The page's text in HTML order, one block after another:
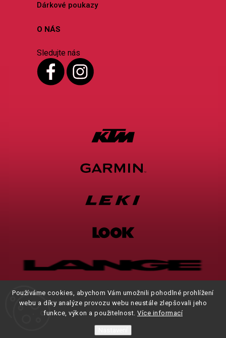
Používáme cookies, abychom Vám umožnili pohodlné prohlížení
webu a díky analýze provozu webu neustále zlepšovali jeho
funkce, výkon a použitelnost. Více informací
Dárkové poukazy
O NÁS
Sledujte nás